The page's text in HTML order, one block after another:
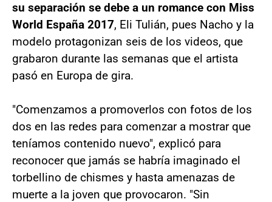
su separación se debe a un romance con Miss
World España 2017, Eli Tulián, pues Nacho y la
modelo protagonizan seis de los videos, que
grabaron durante las semanas que el artista
pasó en Europa de gira.
"Comenzamos a promoverlos con fotos de los
dos en las redes para comenzar a mostrar que
teníamos contenido nuevo", explicó para
reconocer que jamás se habría imaginado el
torbellino de chismes y hasta amenazas de
muerte a la joven que provocaron. "Sin